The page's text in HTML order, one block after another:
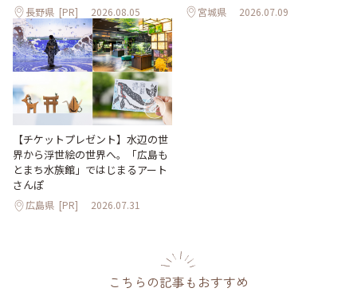
長野県 [PR] 2026.08.05 宮城県 2026.07.09
【チケットプレゼント】水辺の世
界から浮世絵の世界へ。「広島も
とまち水族館」ではじまるアート
さんぽ
広島県 [PR] 2026.07.31
こちらの記事もおすすめ